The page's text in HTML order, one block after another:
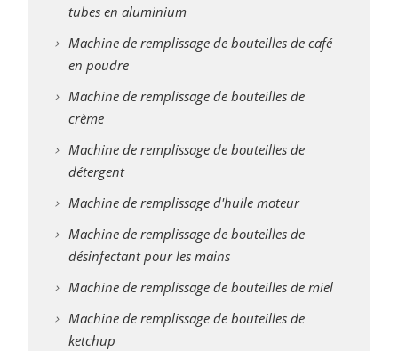
tubes en aluminium
Machine de remplissage de bouteilles de café
en poudre
Machine de remplissage de bouteilles de
crème
Machine de remplissage de bouteilles de
détergent
Machine de remplissage d'huile moteur
Machine de remplissage de bouteilles de
désinfectant pour les mains
Machine de remplissage de bouteilles de miel
Machine de remplissage de bouteilles de
ketchup